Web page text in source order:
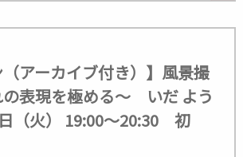
（アーカイブ付き）】風景撮
表現を極める～ いだ よう
（火） 19:00～20:30 初